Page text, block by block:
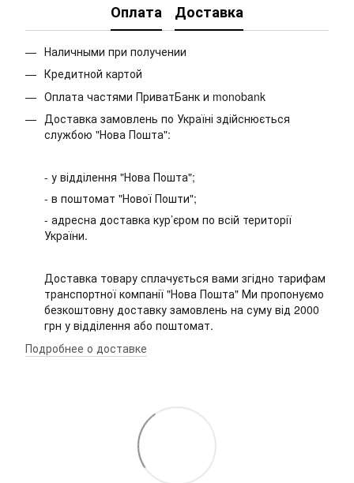
Оплата Доставка
Наличными при получении
Кредитной картой
Оплата частями ПриватБанк и monobank
Доставка замовлень по Україні здійснюється
службою "Нова Пошта":
- у відділення "Нова Пошта";
- в поштомат "Нової Пошти";
- адресна доставка кур’єром по всій території
України.
Доставка товару сплачується вами згідно тарифам
транспортної компанії "Нова Пошта" Ми пропонуємо
безкоштовну доставку замовлень на суму від 2000
грн у відділення або поштомат.
Подробнее о доставке